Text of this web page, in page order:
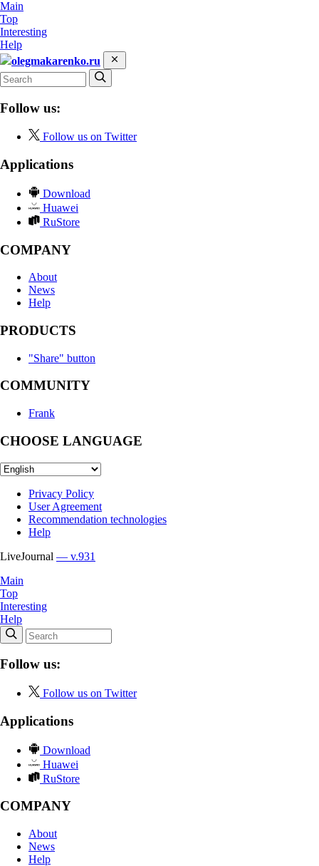
Main
Top
Interesting
Help
olegmakarenko.ru
Follow us:
Follow us on Twitter
Applications
Download
Huawei
RuStore
COMPANY
About
News
Help
PRODUCTS
"Share" button
COMMUNITY
Frank
CHOOSE LANGUAGE
Privacy Policy
User Agreement
Recommendation technologies
Help
LiveJournal — v.931
Main
Top
Interesting
Help
Follow us:
Follow us on Twitter
Applications
Download
Huawei
RuStore
COMPANY
About
News
Help